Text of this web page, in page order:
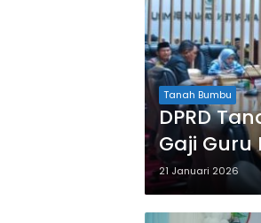
Tanah Bumbu
DPRD
Gaji Guru
21 Januari 2026